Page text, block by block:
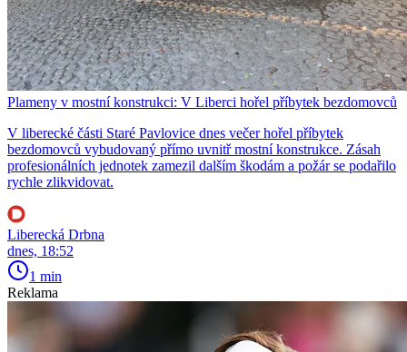
Plameny v mostní konstrukci: V Liberci hořel příbytek bezdomovců
V liberecké části Staré Pavlovice dnes večer hořel příbytek
bezdomovců vybudovaný přímo uvnitř mostní konstrukce. Zásah
profesionálních jednotek zamezil dalším škodám a požár se podařilo
rychle zlikvidovat.
Liberecká Drbna
dnes, 18:52
1 min
Reklama